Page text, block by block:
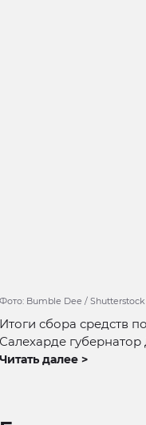
Фото: Bumble Dee /
Итоги сбора средств
Салехарде
Читать далее >